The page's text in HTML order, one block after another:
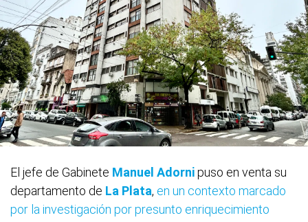
El jefe de Gabinete Manuel Adornipuso en venta su
departamento de La Plata, en un contexto marcado
por la investigación por presunto enriquecimiento